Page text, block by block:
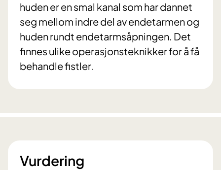
huden er en smal kanal som har dannet
seg mellom indre del av endetarmen og
huden rundt endetarmsåpningen. Det
finnes ulike operasjonsteknikker for å få
behandle fistler.
Vurdering